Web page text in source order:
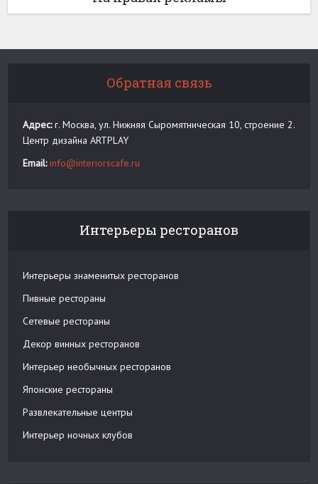
Обратная связь
Адрес:г. Москва, ул. Нижняя Сыромятническая 10, строение 2.
Центр дизайна ARTPLAY
Email: info@interiorscafe.ru
Интерьеры ресторанов
Интерьеры знаменитых ресторанов
Пивные рестораны
Сетевые рестораны
Декор винных ресторанов
Интерьер необычных ресторанов
Японские рестораны
Развлекательные центры
Интерьер ночных клубов